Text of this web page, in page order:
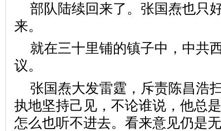
部队陆续回来了。张国焘也只
来。
就在三十里铺的镇子中，中共
议。
张国焘大发雷霆，斥责陈昌浩
执地坚持己见，不论谁说，他总
怎么也听不进去。看来意见仍是